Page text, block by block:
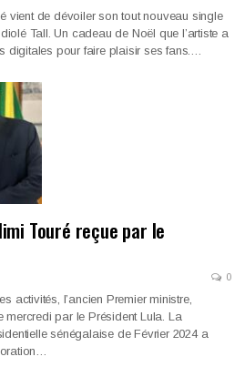
vient de dévoiler son tout nouveau single
Tall. Un cadeau de Noël que l’artiste a
digitales pour faire plaisir ses fans.…
Touré reçue par le
0
activités, l’ancien Premier ministre,
mercredi par le Président Lula. La
sénégalaise de Février 2024 a